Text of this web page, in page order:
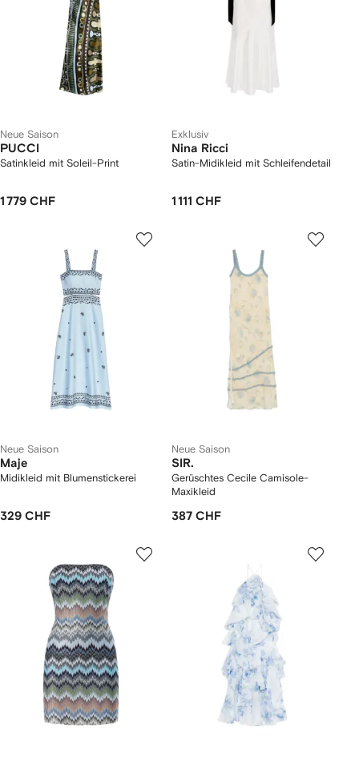
Neue Saison
PUCCI
Satinkleid mit Soleil-Print
1 779 CHF
Exklusiv
Nina Ricci
Satin-Midikleid mit Schleifendetail
1 111 CHF
Neue Saison
Maje
Midikleid mit Blumenstickerei
329 CHF
Neue Saison
SIR.
Gerüschtes Cecile Camisole-
Maxikleid
387 CHF